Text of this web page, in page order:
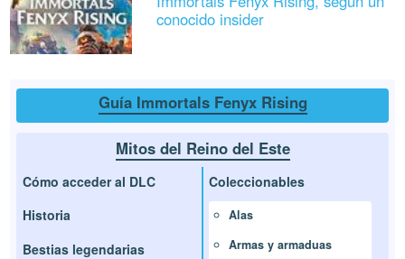
conocido insider
Guía Immortals Fenyx Rising
Mitos del Reino del Este
Cómo acceder al DLC
Historia
Bestias legendarias
Coleccionables
Alas
Armas y armaduas